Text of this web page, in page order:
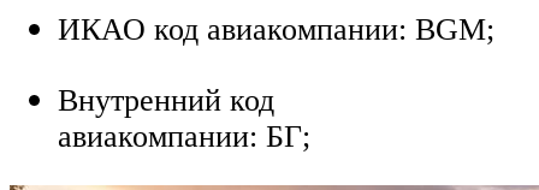
ИКАО код авиакомпании: BGM;
Внутренний код
авиакомпании: БГ;